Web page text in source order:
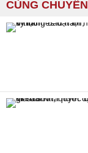
CÙNG